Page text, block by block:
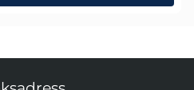
USB Adapter